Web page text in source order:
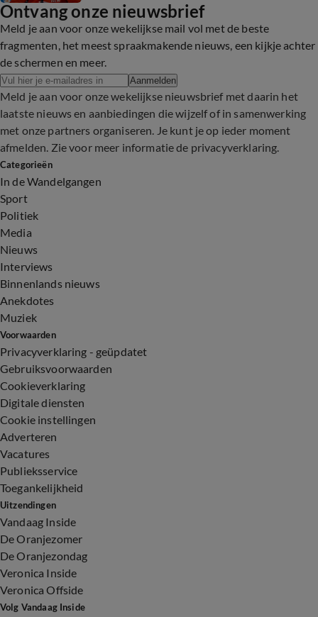
Ontvang onze nieuwsbrief
Meld je aan voor onze wekelijkse mail vol met de beste
fragmenten, het meest spraakmakende nieuws, een kijkje achter
de schermen en meer.
Aanmelden
Meld je aan voor onze wekelijkse nieuwsbrief met daarin het
laatste nieuws en aanbiedingen die wijzelf of in samenwerking
met onze partners organiseren. Je kunt je op ieder moment
afmelden. Zie voor meer informatie de privacyverklaring.
Categorieën
In de Wandelgangen
Sport
Politiek
Media
Nieuws
Interviews
Binnenlands nieuws
Anekdotes
Muziek
Voorwaarden
Privacyverklaring - geüpdatet
Gebruiksvoorwaarden
Cookieverklaring
Digitale diensten
Cookie instellingen
Adverteren
Vacatures
Publieksservice
Toegankelijkheid
Uitzendingen
Vandaag Inside
De Oranjezomer
De Oranjezondag
Veronica Inside
Veronica Offside
Volg Vandaag Inside